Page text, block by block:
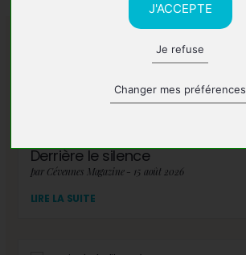
J'ACCEPTE
Je refuse
Changer mes préférences
A lire également
Derrière le silence
par Cévennes Magazine - 15 août 2026
LIRE LA SUITE